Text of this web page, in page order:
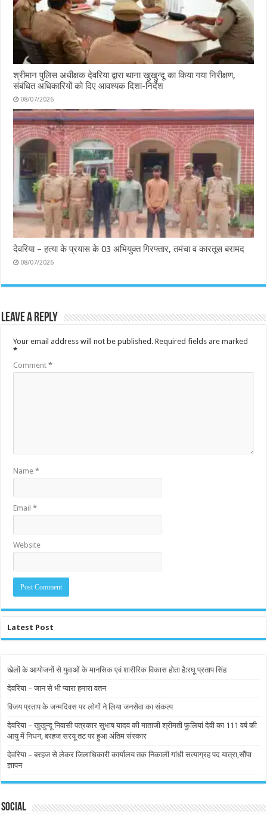
श्रीमान पुलिस अधीक्षक देवरिया द्वारा थाना खुखुन्दू का किया गया निरीक्षण,
संबंधित अधिकारियों को दिए आवश्यक दिशा-निर्देश
08/07/2026
देवरिया – हत्या के प्रयास के 03 अभियुक्त गिरफ्तार, तमंचा व कारतूस बरामद
08/07/2026
Leave a Reply
Your email address will not be published. Required fields are marked
*
Comment*
Name*
Email*
Website
Latest Post
खेलों के आयोजनों से युवाओं के मानसिक एवं शारीरिक विकास होता है:रघू प्रताप सिंह
देवरिया – जान से भी प्यारा हमारा वतन
विजय प्रताप के जन्मदिवस पर लोगों ने लिया जनसेवा का संकल्प
देवरिया – खुखुन्दू निवासी पत्रकार सुभाष यादव की माताजी श्रीमती फुलियां देवी का 111 वर्ष की
आयु में निधन, बरहज सरयू तट पर हुआ अंतिम संस्कार
देवरिया – बरहज से लेकर जिलाधिकारी कार्यालय तक निकाली गांधी सत्याग्रह पद यात्रा,सौंपा
ज्ञापन
Social